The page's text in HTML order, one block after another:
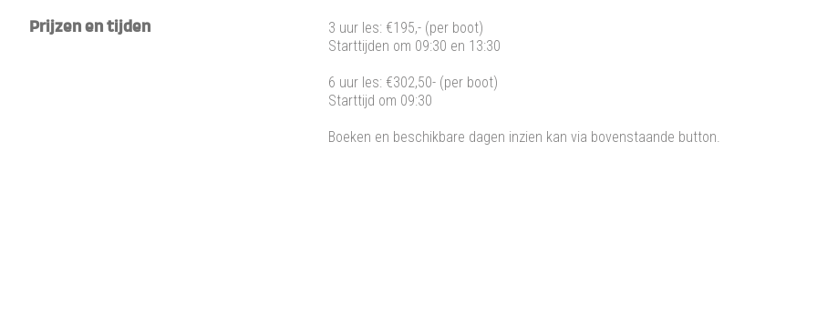
Prijzen en tijden
3 uur les: €195,- (per boot)
Starttijden om 09:30 en 13:30
6 uur les: €302,50- (per boot)
Starttijd om 09:30
Boeken en beschikbare dagen inzien kan via bovenstaande button.